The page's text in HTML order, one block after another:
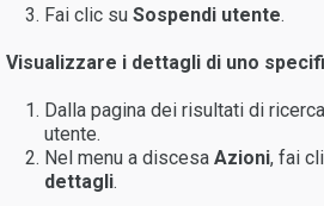
Fai clic su Sospendi utente.
Visualizzare i dettagli di uno
Dalla pagina dei risultati di
utente.
Nel menu a discesa Azioni, fai
dettagli.